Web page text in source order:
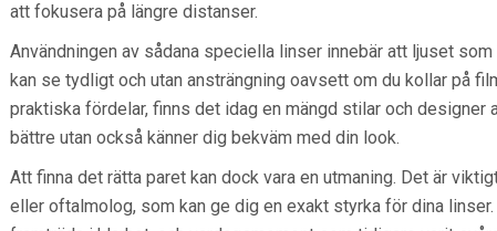
att fokusera på längre distanser.
Användningen av sådana speciella linser innebär att ljuset
kan se tydligt och utan ansträngning oavsett om du kollar på
praktiska fördelar, finns det idag en mängd stilar och designer
bättre utan också känner dig bekväm med din look.
Att finna det rätta paret kan dock vara en utmaning. Det är
eller oftalmolog, som kan ge dig en exakt styrka för dina